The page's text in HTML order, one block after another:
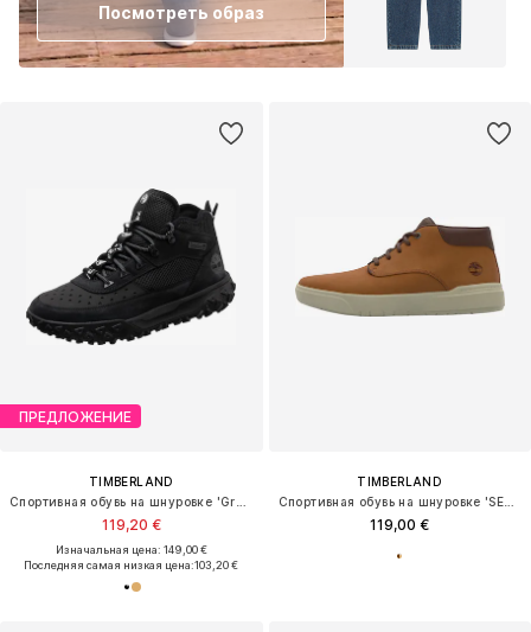
Посмотреть образ
ПРЕДЛОЖЕНИЕ
TIMBERLAND
Спортивная обувь на шнуровке 'Greenstride Motion 6'
119,20 €
Изначальная цена: 149,00 €
Последняя самая низкая цена:103,20 €
TIMBERLAND
Спортивная обувь на шнуровке 'SENECA BAY'
119,00 €